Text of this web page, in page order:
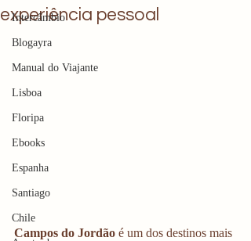
Intercâmbio
Blogayra
Manual do Viajante
Lisboa
Floripa
Ebooks
Espanha
Santiago
Chile
experiência pessoal
Campos do Jordão é um dos destinos mais